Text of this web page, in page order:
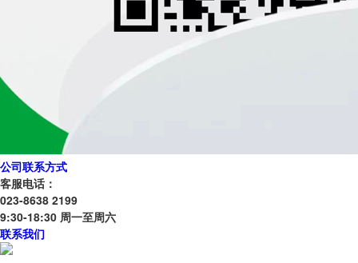
公司联系方式
客服电话：
023-8638 2199
9:30-18:30 周一至周六
联系我们